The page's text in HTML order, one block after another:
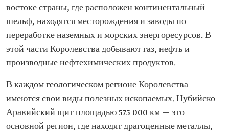
востоке страны, где расположен континентальный
шельф, находятся месторождения и заводы по
переработке наземных и морских энергоресурсов. В
этой части Королевства добывают газ, нефть и
производные нефтехимических продуктов.
В каждом геологическом регионе Королевства
имеются свои виды полезных ископаемых. Нубийско-
Аравийский щит площадью 575 000 км — это
основной регион, где находят драгоценные металлы,